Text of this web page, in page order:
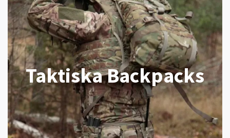
Taktiska Backpacks